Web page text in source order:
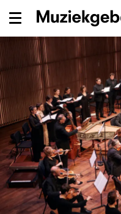
Menu